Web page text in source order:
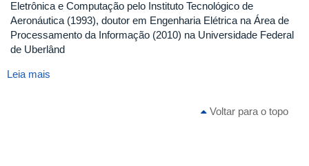
Eletrônica e Computação pelo Instituto Tecnológico de
Aeronáutica (1993), doutor em Engenharia Elétrica na Área de
Processamento da Informação (2010) na Universidade Federal
de Uberlând
Leia mais
Voltar para o topo